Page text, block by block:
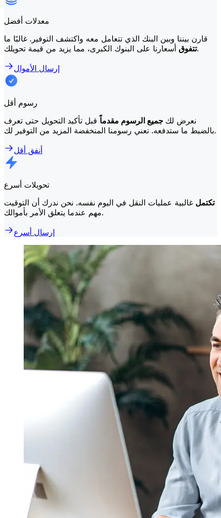
معدلات أفضل
قارن بيننا وبين البنك الذي تتعامل معه واكتشف التوفير. غالبًا ما
تتفوقأسعارنا على البنوك الكبرى، مما يزيد من قيمة تحويلك.
إرسال الأموال
رسوم أقل
نعرض لك جميع الرسوم مقدماًقبل تأكيد التحويل حتى تعرف
بالضبط ما ستدفعه. تعني رسومنا المنخفضة المزيد من التوفير لك.
أنفق أقل
تحويلات أسرع
تكتمل غالبية عمليات النقل في اليوم نفسه. نحن ندرك أن التوقيت
مهم عندما يتعلق الأمر بأموالك.
إرسال أسرع